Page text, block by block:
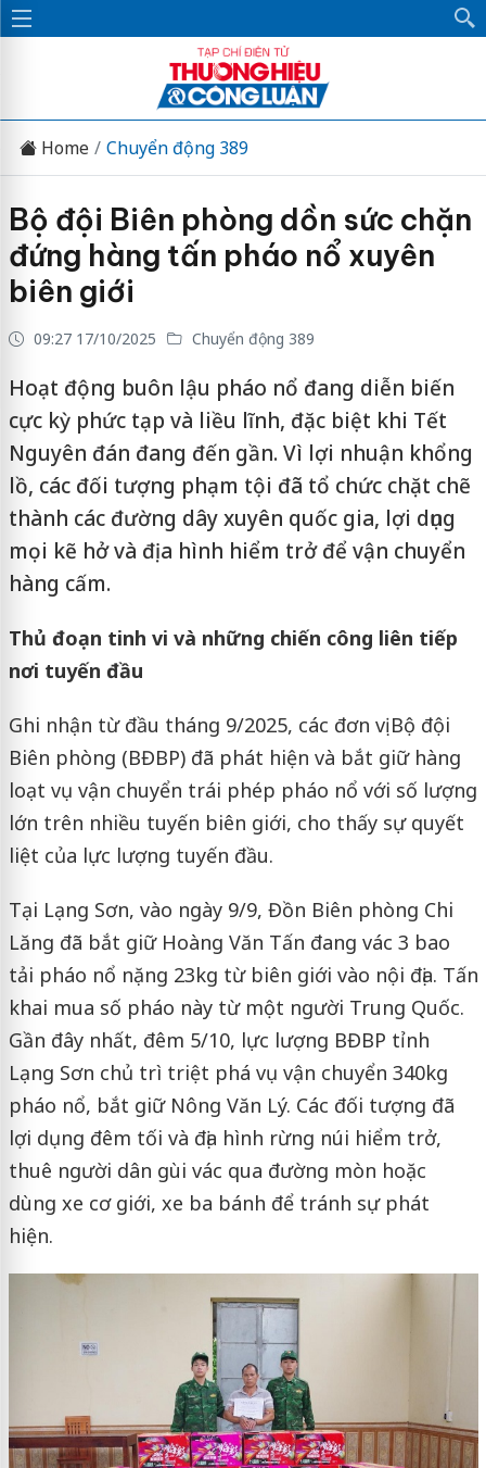
Home Chuyển động 389
Bộ đội Biên phòng dồn sức chặn
đứng hàng tấn pháo nổ xuyên
biên giới
09:27 17/10/2025 Chuyển động 389
Hoạt động buôn lậu pháo nổ đang diễn biến
cực kỳ phức tạp và liều lĩnh, đặc biệt khi Tết
Nguyên đán đang đến gần. Vì lợi nhuận khổng
lồ, các đối tượng phạm tội đã tổ chức chặt chẽ
thành các đường dây xuyên quốc gia, lợi dụng
mọi kẽ hở và địa hình hiểm trở để vận chuyển
hàng cấm.
Thủ đoạn tinh vi và những chiến công liên tiếp
nơi tuyến đầu
Ghi nhận từ đầu tháng 9/2025, các đơn vị Bộ đội
Biên phòng (BĐBP) đã phát hiện và bắt giữ hàng
loạt vụ vận chuyển trái phép pháo nổ với số lượng
lớn trên nhiều tuyến biên giới, cho thấy sự quyết
liệt của lực lượng tuyến đầu.
Tại Lạng Sơn, vào ngày 9/9, Đồn Biên phòng Chi
Lăng đã bắt giữ Hoàng Văn Tấn đang vác 3 bao
tải pháo nổ nặng 23kg từ biên giới vào nội địa. Tấn
khai mua số pháo này từ một người Trung Quốc.
Gần đây nhất, đêm 5/10, lực lượng BĐBP tỉnh
Lạng Sơn chủ trì triệt phá vụ vận chuyển 340kg
pháo nổ, bắt giữ Nông Văn Lý. Các đối tượng đã
lợi dụng đêm tối và địa hình rừng núi hiểm trở,
thuê người dân gùi vác qua đường mòn hoặc
dùng xe cơ giới, xe ba bánh để tránh sự phát
hiện.